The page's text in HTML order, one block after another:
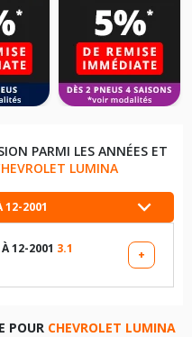
PARMI LES ANNÉES ET
LUMINA
12-2001
12-2001 3.1
+
POUR CHEVROLET LUMINA